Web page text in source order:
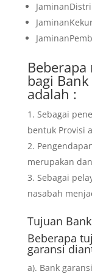
bagi
adalah :
Sebagai
bentuk Provisi
merupakan
Sebagai
nasabah
Tujuan
Beberapa
garansi
a). Bank